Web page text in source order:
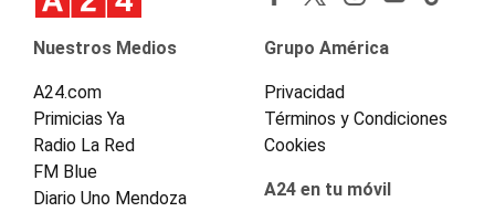
Nuestros Medios
A24.com
Primicias Ya
Radio La Red
FM Blue
Diario Uno Mendoza
Grupo América
Privacidad
Términos y Condiciones
Cookies
A24 en tu móvil